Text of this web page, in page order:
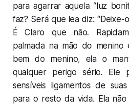
para agarrar aquela “luz
faz? Será que lea diz: “Deixe-
É Claro que não.
palmada na mão do menino
bem do menino, ela o
qualquer perigo sério. Ele
sensíveis ligamentos de
para o resto da vida. Ela